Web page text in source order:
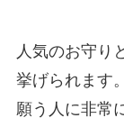
人気のお守り
挙げられます
願う人に非常